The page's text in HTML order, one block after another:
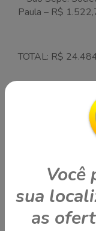
Paula – R$
TOTAL: R$
Postado no dia 24/
Você
sua
as